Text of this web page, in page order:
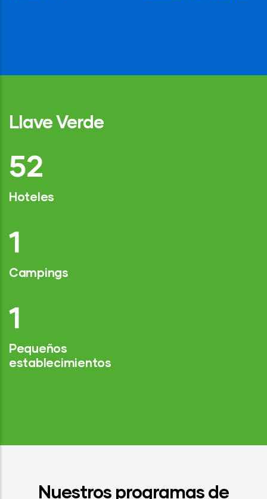
Llave Verde
77
Hoteles
2
Campings
1
Pequeños
establecimientos
Nuestros programas de